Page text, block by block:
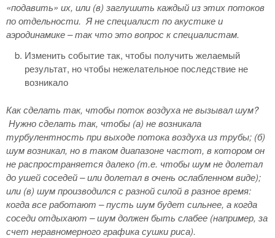
«подавить» их, или (в) заглушить каждый из этих потоков
по отдельности. Я не специалист по акустике и
аэродинамике – так что это вопрос к специалистам.
Изменить событие так, чтобы получить желаемый
результат, но чтобы нежелательное последствие не
возникало
Как сделать так, чтобы поток воздуха не вызывал шум?
Нужно сделать так, чтобы (а) не возникала
турбулентность при выходе потока воздуха из трубы; (б)
шум возникал, но в таком диапазоне частот, в котором он
не распространяется далеко (т.е. чтобы шум не долетал
до ушей соседей – или долетал в очень ослабленном виде);
или (в) шум производился с разной силой в разное время:
когда все работают – пусть шум будет сильнее, а когда
соседи отдыхают – шум должен быть слабее (например, за
счет неравномерного графика сушки риса).